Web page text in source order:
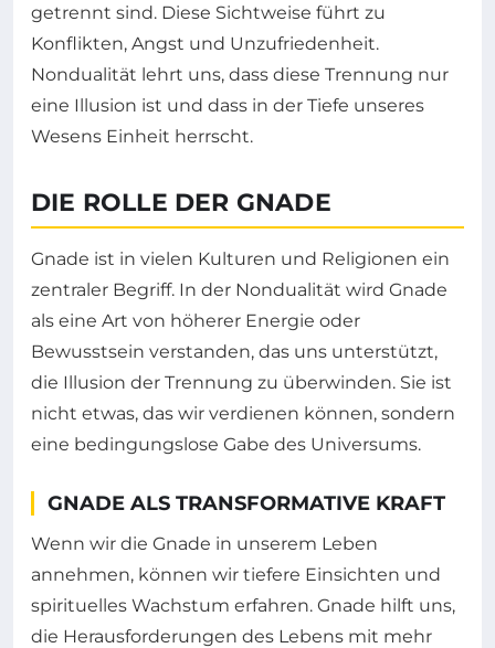
getrennt sind. Diese Sichtweise führt zu
Konflikten, Angst und Unzufriedenheit.
Nondualität lehrt uns, dass diese Trennung nur
eine Illusion ist und dass in der Tiefe unseres
Wesens Einheit herrscht.
DIE ROLLE DER GNADE
Gnade ist in vielen Kulturen und Religionen ein
zentraler Begriff. In der Nondualität wird Gnade
als eine Art von höherer Energie oder
Bewusstsein verstanden, das uns unterstützt,
die Illusion der Trennung zu überwinden. Sie ist
nicht etwas, das wir verdienen können, sondern
eine bedingungslose Gabe des Universums.
GNADE ALS TRANSFORMATIVE KRAFT
Wenn wir die Gnade in unserem Leben
annehmen, können wir tiefere Einsichten und
spirituelles Wachstum erfahren. Gnade hilft uns,
die Herausforderungen des Lebens mit mehr